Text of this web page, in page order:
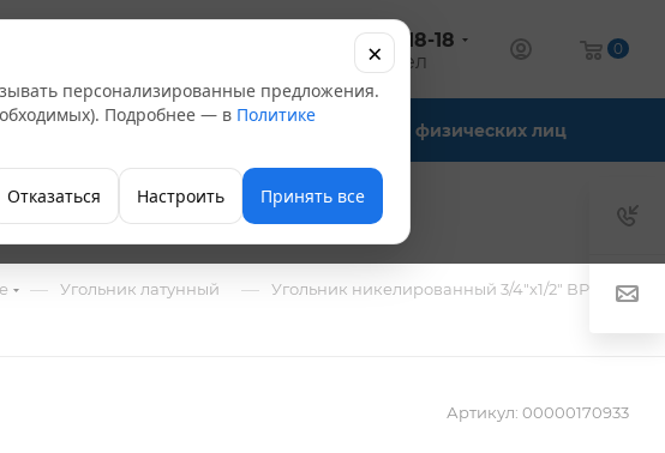
+7 (347) 246-18-18
оптовый отдел
0
Офис-склады Для физических лиц
— Угольник латунный — Угольник никелированный 3/4"х1/2" ВР - НР
Артикул: 00000170933
персонализированные предложения.
Подробнее — в Политике
Отказаться Настроить Принять все
×